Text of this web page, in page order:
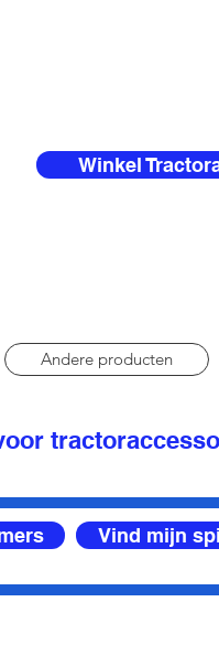
Winkel
Andere producten
Vind mijn